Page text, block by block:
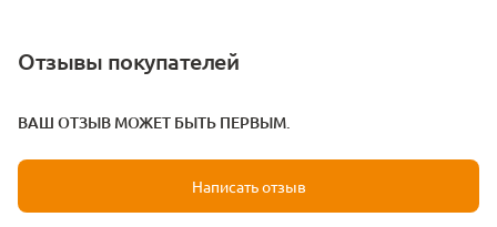
Отзывы покупателей
ВАШ ОТЗЫВ МОЖЕТ БЫТЬ ПЕРВЫМ.
Написать отзыв